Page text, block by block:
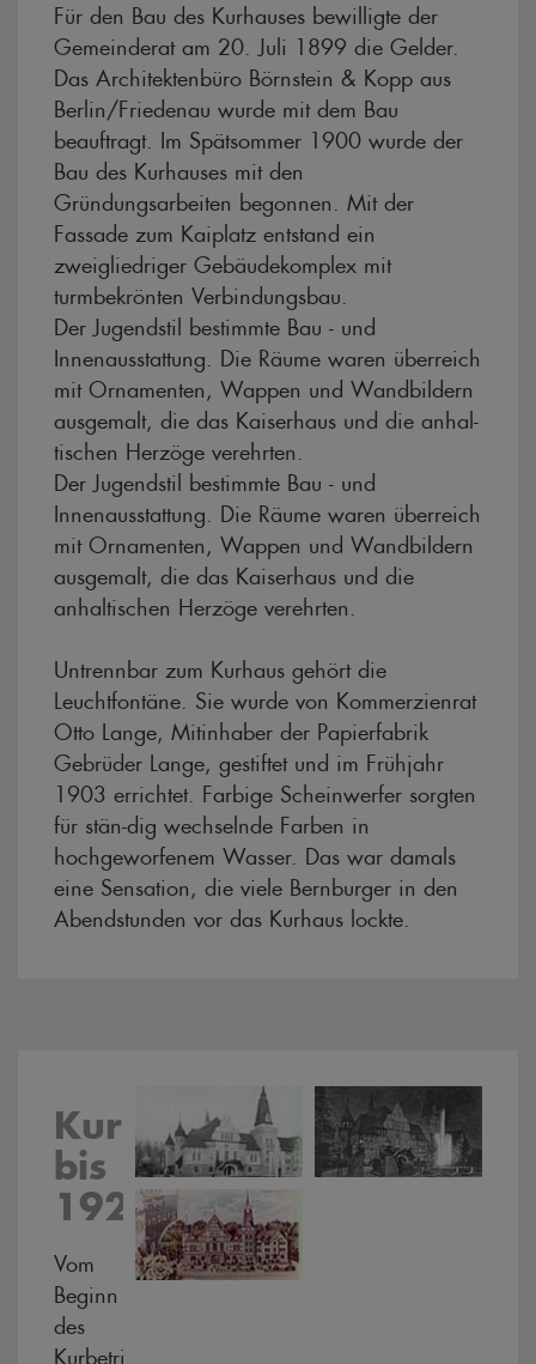
Für den Bau des Kurhauses bewilligte der
Gemeinderat am 20. Juli 1899 die Gelder.
Das Architektenbüro Börnstein & Kopp aus
Berlin/Friedenau wurde mit dem Bau
beauftragt. Im Spätsommer 1900 wurde der
Bau des Kurhauses mit den
Gründungsarbeiten begonnen. Mit der
Fassade zum Kaiplatz entstand ein
zweigliedriger Gebäudekomplex mit
turmbekrönten Verbindungsbau.
Der Jugendstil bestimmte Bau - und
Innenausstattung. Die Räume waren überreich
mit Ornamenten, Wappen und Wandbildern
ausgemalt, die das Kaiserhaus und die anhal-
tischen Herzöge verehrten.
Der Jugendstil bestimmte Bau - und
Innenausstattung. Die Räume waren überreich
mit Ornamenten, Wappen und Wandbildern
ausgemalt, die das Kaiserhaus und die
anhaltischen Herzöge verehrten.
Untrennbar zum Kurhaus gehört die
Leuchtfontäne. Sie wurde von Kommerzienrat
Otto Lange, Mitinhaber der Papierfabrik
Gebrüder Lange, gestiftet und im Frühjahr
1903 errichtet. Farbige Scheinwerfer sorgten
für stän-dig wechselnde Farben in
hochgeworfenem Wasser. Das war damals
eine Sensation, die viele Bernburger in den
Abendstunden vor das Kurhaus lockte.
Kurbetrieb
bis
1920
Vom
Beginn
des
Kurbetriebes